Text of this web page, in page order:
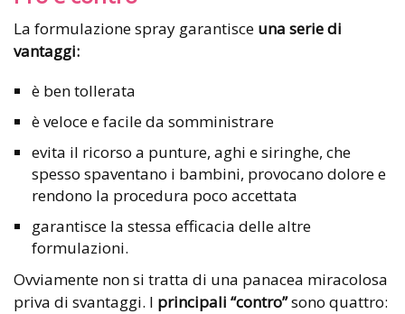
La formulazione spray garantisce una serie di
vantaggi:
è ben tollerata
è veloce e facile da somministrare
evita il ricorso a punture, aghi e siringhe, che
spesso spaventano i bambini, provocano dolore e
rendono la procedura poco accettata
garantisce la stessa efficacia delle altre
formulazioni.
Ovviamente non si tratta di una panacea miracolosa
priva di svantaggi. I principali “contro”sono quattro: